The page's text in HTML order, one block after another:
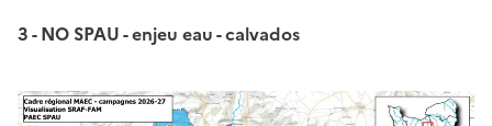
3 - NO SPAU - enjeu eau - calvados